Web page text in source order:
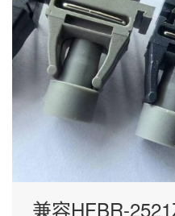
兼容HFBR-